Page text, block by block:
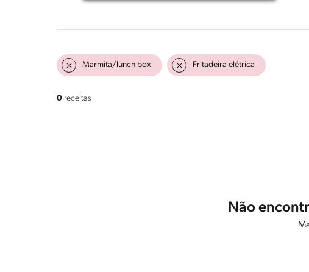
Marmita/lunch box Fritadeira elétrica
0 receitas
Não